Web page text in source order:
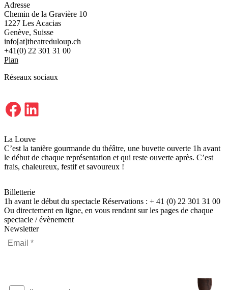
Adresse
Chemin de la Gravière 10
1227 Les Acacias
Genève, Suisse
info[at]theatreduloup.ch
+41(0) 22 301 31 00
Plan
Réseaux sociaux
Facebook LinkedIn
La Louve
C’est la tanière gourmande du théâtre, une buvette ouverte 1h avant
le début de chaque représentation et qui reste ouverte après. C’est
frais, chaleureux, festif et savoureux !
Billetterie
1h avant le début du spectacle Réservations : + 41 (0) 22 301 31 00
Ou directement en ligne, en vous rendant sur les pages de chaque
spectacle / évènement
Newsletter